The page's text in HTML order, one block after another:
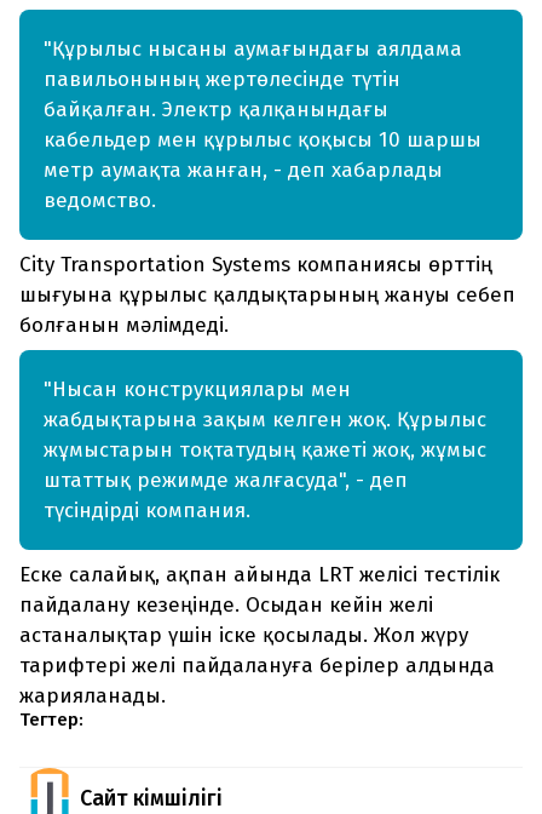
"Құрылыс нысаны аумағындағы аялдама
павильонының жертөлесінде түтін
байқалған. Электр қалқанындағы
кабельдер мен құрылыс қоқысы 10 шаршы
метр аумақта жанған, - деп хабарлады
ведомство.
City Transportation Systems компаниясы өрттің
шығуына құрылыс қалдықтарының жануы себеп
болғанын мәлімдеді.
"Нысан конструкциялары мен
жабдықтарына зақым келген жоқ. Құрылыс
жұмыстарын тоқтатудың қажеті жоқ, жұмыс
штаттық режимде жалғасуда", - деп
түсіндірді компания.
Еске салайық, ақпан айында LRT желісі тестілік
пайдалану кезеңінде. Осыдан кейін желі
астаналықтар үшін іске қосылады. Жол жүру
тарифтері желі пайдалануға берілер алдында
жарияланады.
Тегтер:
Сайт Әкімшілігі